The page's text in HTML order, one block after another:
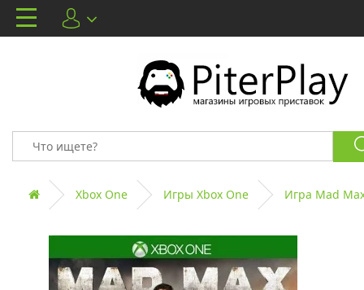
Xbox One Игры Xbox One Игра Mad